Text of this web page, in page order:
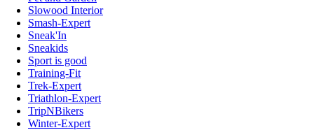
Slowood Interior
Smash-Expert
Sneak'In
Sneakids
Sport is good
Training-Fit
Trek-Expert
Triathlon-Expert
TripNBikers
Winter-Expert